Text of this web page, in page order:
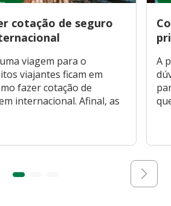
cotação de seguro
viagem para o
viajantes ficam em
fazer cotação de
internacional. Afinal, as
A